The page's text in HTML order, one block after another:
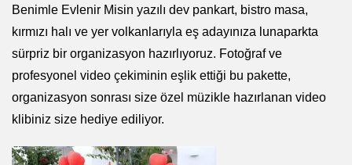
Benimle Evlenir Misin yazılı dev pankart, bistro masa,
kırmızı halı ve yer volkanlarıyla eş adayınıza lunaparkta
sürpriz bir organizasyon hazırlıyoruz. Fotoğraf ve
profesyonel video çekiminin eşlik ettiği bu pakette,
organizasyon sonrası size özel müzikle hazırlanan video
klibiniz size hediye ediliyor.